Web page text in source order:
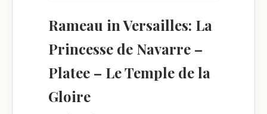
Rameau in Versailles: La
Princesse de Navarre –
Platee – Le Temple de la
Gloire